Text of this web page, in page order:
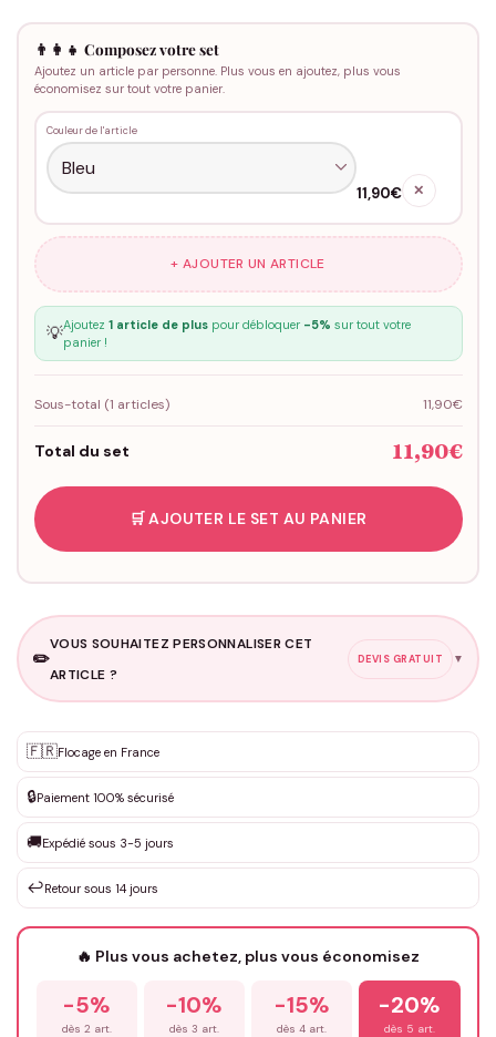
👨‍👩‍👧 Composez votre set
Ajoutez un article par personne. Plus vous en ajoutez, plus vous
économisez sur tout votre panier.
Couleur de l'article
11,90€ ✕
+ AJOUTER UN ARTICLE
💡Ajoutez 1 article de pluspour débloquer -5% sur tout votre
panier !
Sous-total (1 articles) 11,90€
Total du set 11,90€
🛒 AJOUTER LE SET AU PANIER
✏️
VOUS SOUHAITEZ PERSONNALISER CET
ARTICLE ?
DEVIS GRATUIT ▼
✨ Personnalisation sur mesure
DEVIS GRATUIT · Personnalisation de 3 à 10€ selon la demande
Que souhaitez-vous ?*
Votre texte / idée*
Prénom*
🇫🇷Flocage en France
🔒Paiement 100% sécurisé
🚚Expédié sous 3-5 jours
↩️Retour sous 14 jours
🔥 Plus vous achetez, plus vous économisez
-5%
dès 2 art.
-10%
dès 3 art.
-15%
dès 4 art.
-20%
dès 5 art.